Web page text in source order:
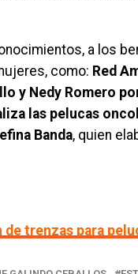
a los
como: Red
y Nedy Romero
las pelucas
Banda, quien
trenzas para